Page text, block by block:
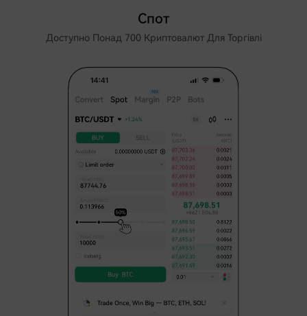
Спот
Доступно Понад 700 Криптовалют Для Торгівлі